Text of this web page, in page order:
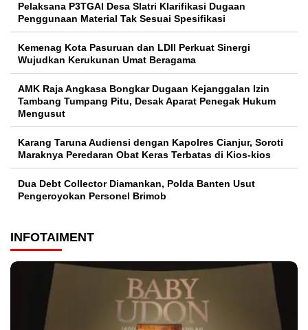
Pelaksana P3TGAI Desa Slatri Klarifikasi Dugaan
Penggunaan Material Tak Sesuai Spesifikasi
Kemenag Kota Pasuruan dan LDII Perkuat Sinergi
Wujudkan Kerukunan Umat Beragama
AMK Raja Angkasa Bongkar Dugaan Kejanggalan Izin
Tambang Tumpang Pitu, Desak Aparat Penegak Hukum
Mengusut
Karang Taruna Audiensi dengan Kapolres Cianjur, Soroti
Maraknya Peredaran Obat Keras Terbatas di Kios-kios
Dua Debt Collector Diamankan, Polda Banten Usut
Pengeroyokan Personel Brimob
INFOTAIMENT